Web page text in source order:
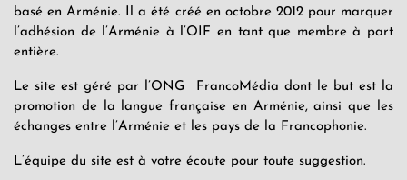
basé en Arménie. Il a été créé en octobre 2012 pour marquer
l’adhésion de l’Arménie à l’OIF en tant que membre à part
entière.
Le site est géré par l’ONG FrancoMédia dont le but est la
promotion de la langue française en Arménie, ainsi que les
échanges entre l’Arménie et les pays de la Francophonie.
L’équipe du site est à votre écoute pour toute suggestion.